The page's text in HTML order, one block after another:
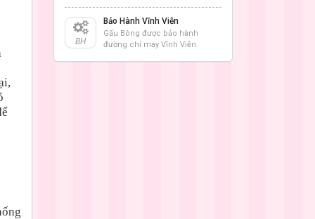
BH
Bảo Hành Vĩnh Viễn
Gấu Bông được bảo hành
đường chỉ may Vĩnh Viễn.